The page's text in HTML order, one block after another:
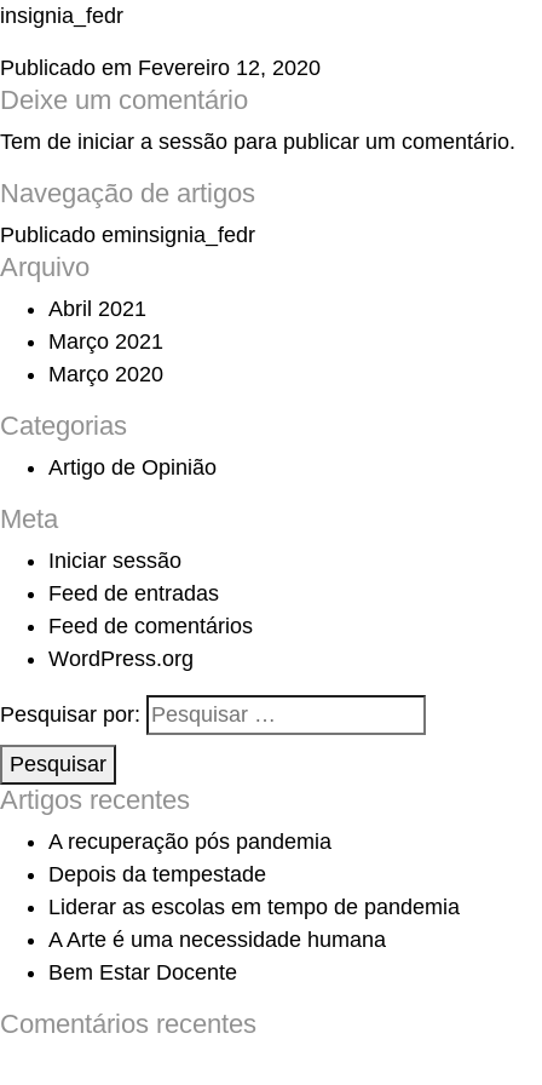
insignia_fedr
Publicado em Fevereiro 12, 2020
Deixe um comentário
Tem de iniciar a sessão para publicar um comentário.
Navegação de artigos
Publicado eminsignia_fedr
Arquivo
Abril 2021
Março 2021
Março 2020
Categorias
Artigo de Opinião
Meta
Iniciar sessão
Feed de entradas
Feed de comentários
WordPress.org
Pesquisar por:
Pesquisar
Artigos recentes
A recuperação pós pandemia
Depois da tempestade
Liderar as escolas em tempo de pandemia
A Arte é uma necessidade humana
Bem Estar Docente
Comentários recentes